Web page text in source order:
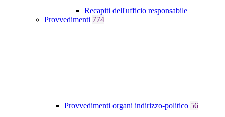
Recapiti dell'ufficio responsabile
Provvedimenti 774
Provvedimenti organi indirizzo-politico 56